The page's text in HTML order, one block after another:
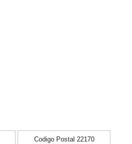
Codigo Postal 22170